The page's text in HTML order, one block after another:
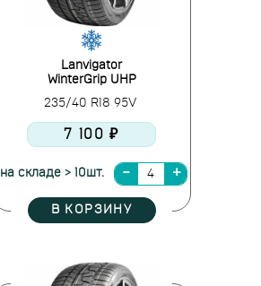
Lanvigator
WinterGrip UHP
235/40 R18 95V
7 100 ₽
на складе > 10шт.
В КОРЗИНУ